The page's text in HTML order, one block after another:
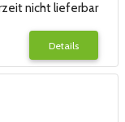
nicht lieferbar
Details